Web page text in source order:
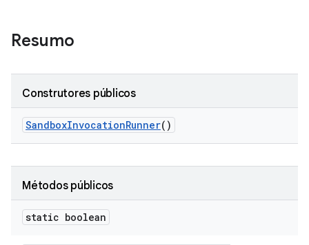
Resumo
Construtores públicos
SandboxInvocationRunner()
Métodos públicos
static boolean